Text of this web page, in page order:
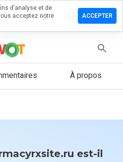
À propos
est-il
d'analyse et de
acceptez notre
ACCEPTER